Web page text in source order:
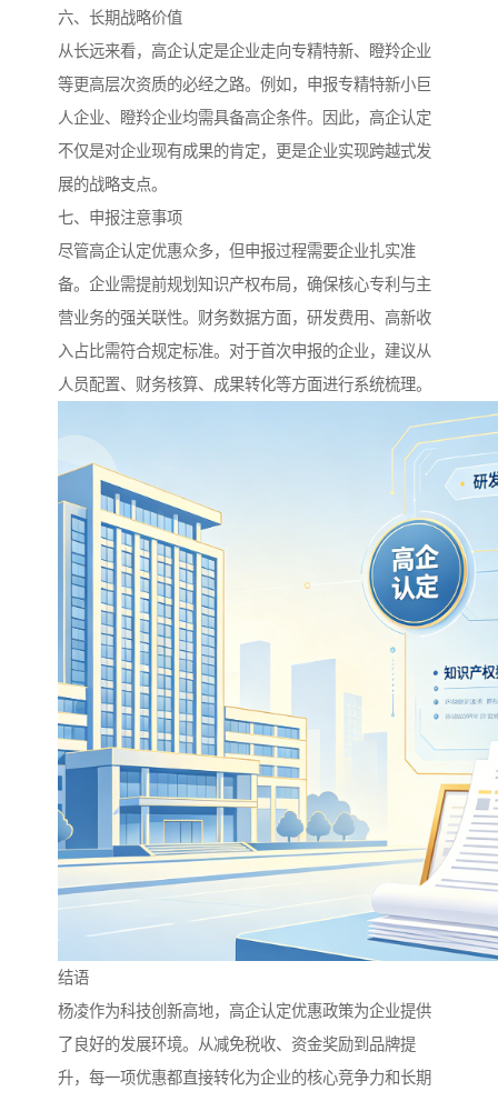
六、长期战略价值
从长远来看，高企认定是企业走向专精特新、瞪羚企业
等更高层次资质的必经之路。例如，申报专精特新小巨
人企业、瞪羚企业均需具备高企条件。因此，高企认定
不仅是对企业现有成果的肯定，更是企业实现跨越式发
展的战略支点。
七、申报注意事项
尽管高企认定优惠众多，但申报过程需要企业扎实准
备。企业需提前规划知识产权布局，确保核心专利与主
营业务的强关联性。财务数据方面，研发费用、高新收
入占比需符合规定标准。对于首次申报的企业，建议从
人员配置、财务核算、成果转化等方面进行系统梳理。
结语
杨凌作为科技创新高地，高企认定优惠政策为企业提供
了良好的发展环境。从减免税收、资金奖励到品牌提
升，每一项优惠都直接转化为企业的核心竞争力和长期